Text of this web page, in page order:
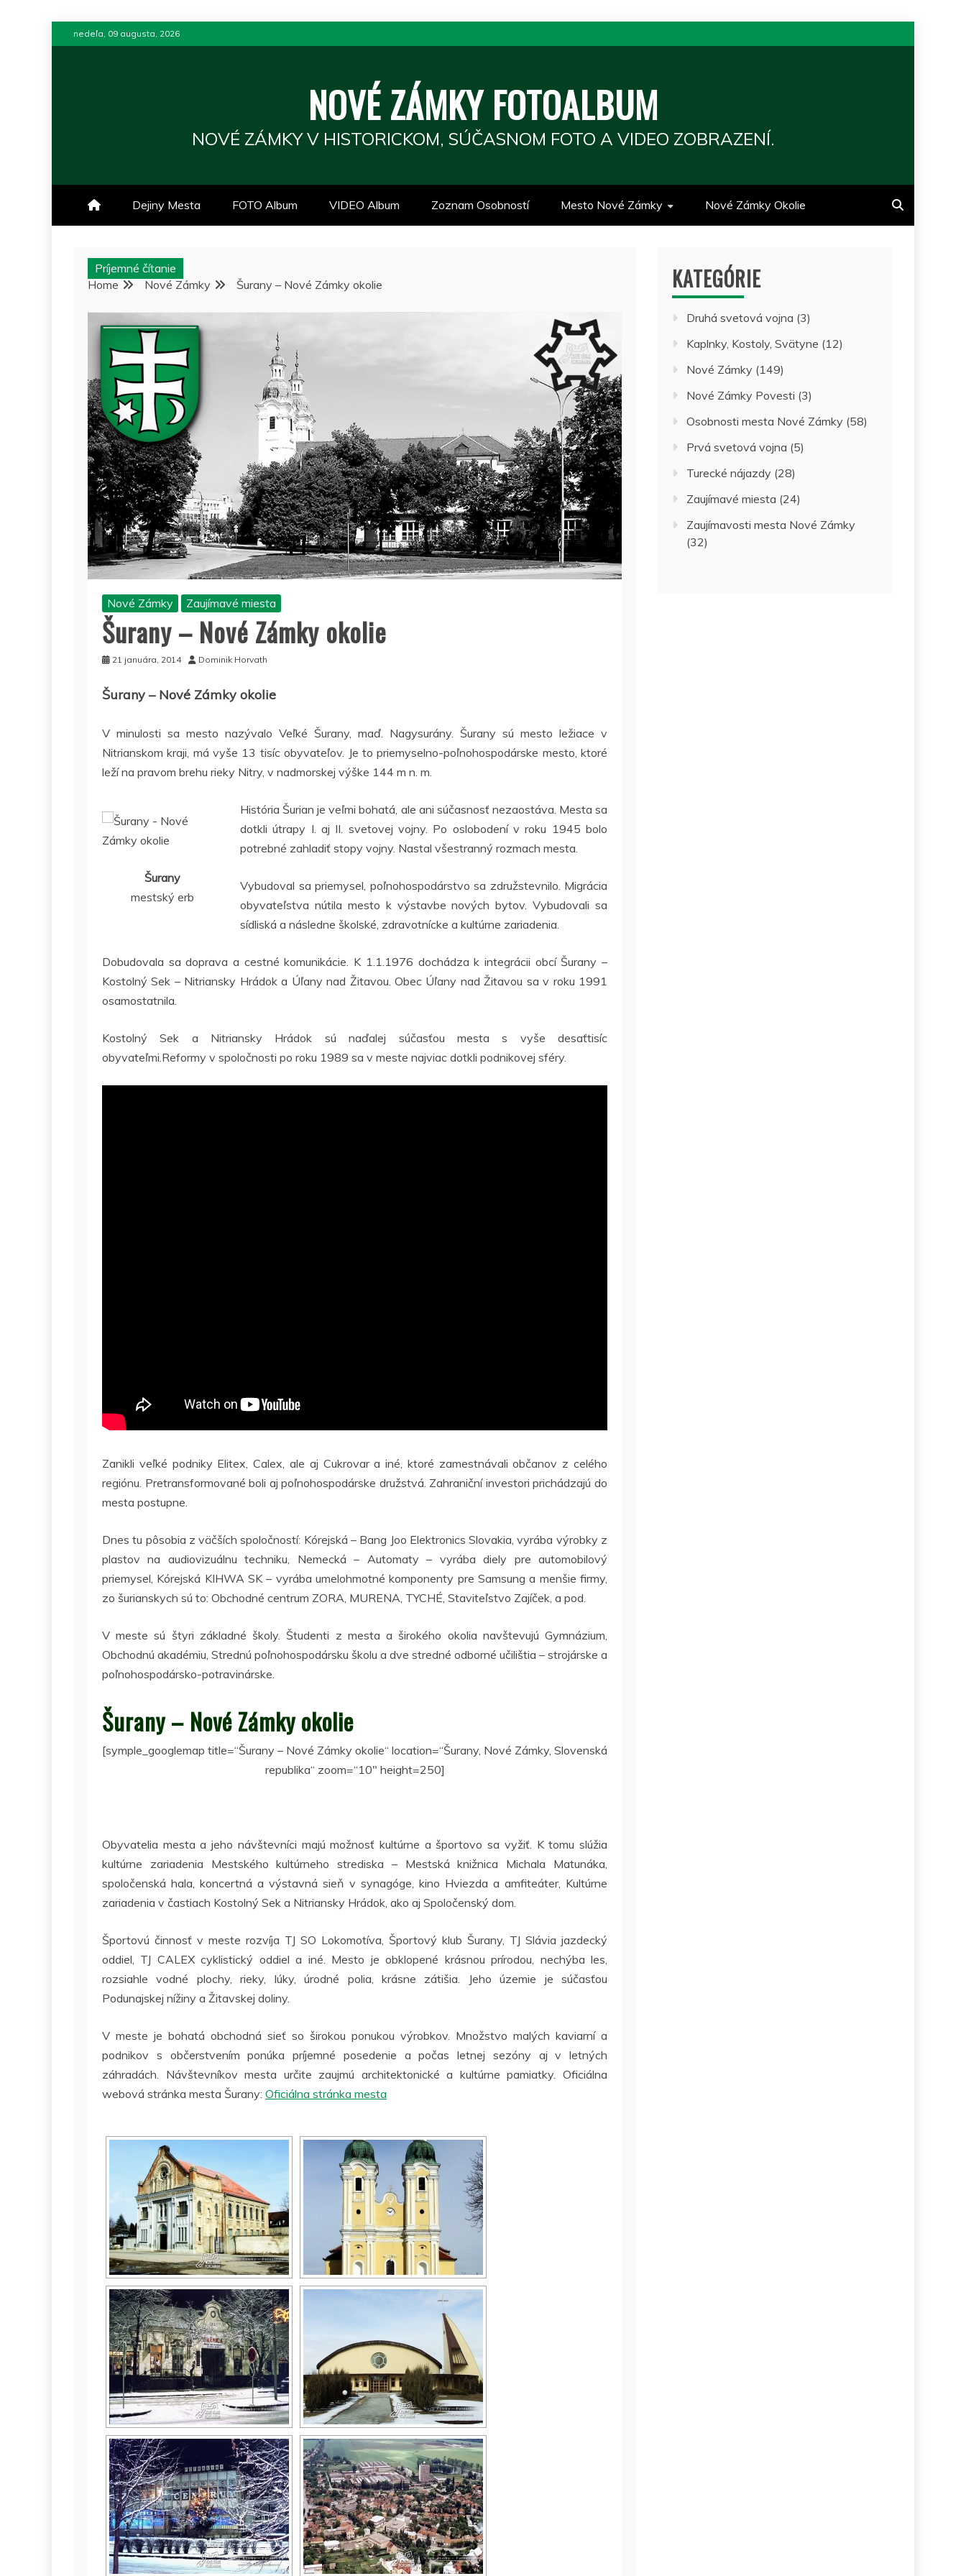
to
nedeľa, 09 augusta, 2026
NOVÉ ZÁMKY FOTOALBUM
NOVÉ ZÁMKY V HISTORICKOM, SÚČASNOM FOTO A VIDEO ZOBRAZENÍ.
Dejiny Mesta FOTO Album VIDEO Album Zoznam Osobností Mesto Nové Zámky Nové Zámky Okolie
Príjemné čítanie
Home
Nové Zámky Šurany – Nové Zámky okolie
Nové Zámky Zaujímavé miesta
Šurany – Nové Zámky okolie
21 januára, 2014 Dominik Horvath
Šurany – Nové Zámky okolie
V minulosti sa mesto nazývalo Veľké Šurany, maď. Nagysurány. Šurany sú mesto ležiace v
Nitrianskom kraji, má vyše 13 tisíc obyvateľov. Je to priemyselno-poľnohospodárske mesto, ktoré
leží na pravom brehu rieky Nitry, v nadmorskej výške 144 m n. m.
Šurany
mestský erb
História Šurian je veľmi bohatá, ale ani súčasnosť nezaostáva. Mesta sa
dotkli útrapy I. aj II. svetovej vojny. Po oslobodení v roku 1945 bolo
potrebné zahladiť stopy vojny. Nastal všestranný rozmach mesta.
Vybudoval sa priemysel, poľnohospodárstvo sa združstevnilo. Migrácia
obyvateľstva nútila mesto k výstavbe nových bytov. Vybudovali sa
sídliská a následne školské, zdravotnícke a kultúrne zariadenia.
Dobudovala sa doprava a cestné komunikácie. K 1.1.1976 dochádza k integrácii obcí Šurany –
Kostolný Sek – Nitriansky Hrádok a Úľany nad Žitavou. Obec Úľany nad Žitavou sa v roku 1991
osamostatnila.
Kostolný Sek a Nitriansky Hrádok sú naďalej súčasťou mesta s vyše desaťtisíc
obyvateľmi.Reformy v spoločnosti po roku 1989 sa v meste najviac dotkli podnikovej sféry.
Zanikli veľké podniky Elitex, Calex, ale aj Cukrovar a iné, ktoré zamestnávali občanov z celého
regiónu. Pretransformované boli aj poľnohospodárske družstvá. Zahraniční investori prichádzajú do
mesta postupne.
Dnes tu pôsobia z väčších spoločností: Kórejská – Bang Joo Elektronics Slovakia, vyrába výrobky z
plastov na audiovizuálnu techniku, Nemecká – Automaty – vyrába diely pre automobilový
priemysel, Kórejská KIHWA SK – vyrába umelohmotné komponenty pre Samsung a menšie firmy,
zo šurianskych sú to: Obchodné centrum ZORA, MURENA, TYCHÉ, Staviteľstvo Zajíček, a pod.
V meste sú štyri základné školy. Študenti z mesta a širokého okolia navštevujú Gymnázium,
Obchodnú akadémiu, Strednú poľnohospodársku školu a dve stredné odborné učilištia – strojárske a
poľnohospodársko-potravinárske.
Šurany – Nové Zámky okolie
[symple_googlemap title=“Šurany – Nové Zámky okolie“ location=“Šurany, Nové Zámky, Slovenská
republika“ zoom=“10″ height=250]
Obyvatelia mesta a jeho návštevníci majú možnosť kultúrne a športovo sa vyžiť. K tomu slúžia
kultúrne zariadenia Mestského kultúrneho strediska – Mestská knižnica Michala Matunáka,
spoločenská hala, koncertná a výstavná sieň v synagóge, kino Hviezda a amfiteáter, Kultúrne
zariadenia v častiach Kostolný Sek a Nitriansky Hrádok, ako aj Spoločenský dom.
Športovú činnosť v meste rozvíja TJ SO Lokomotíva, Športový klub Šurany, TJ Slávia jazdecký
oddiel, TJ CALEX cyklistický oddiel a iné. Mesto je obklopené krásnou prírodou, nechýba les,
rozsiahle vodné plochy, rieky, lúky, úrodné polia, krásne zátišia. Jeho územie je súčasťou
Podunajskej nížiny a Žitavskej doliny.
V meste je bohatá obchodná sieť so širokou ponukou výrobkov. Množstvo malých kaviarní a
podnikov s občerstvením ponúka príjemné posedenie a počas letnej sezóny aj v letných
záhradách. Návštevníkov mesta určite zaujmú architektonické a kultúrne pamiatky. Oficiálna
webová stránka mesta Šurany: Oficiálna stránka mesta
KATEGÓRIE
Druhá svetová vojna (3)
Kaplnky, Kostoly, Svätyne (12)
Nové Zámky (149)
Nové Zámky Povesti (3)
Osobnosti mesta Nové Zámky (58)
Prvá svetová vojna (5)
Turecké nájazdy (28)
Zaujímavé miesta (24)
Zaujímavosti mesta Nové Zámky
(32)